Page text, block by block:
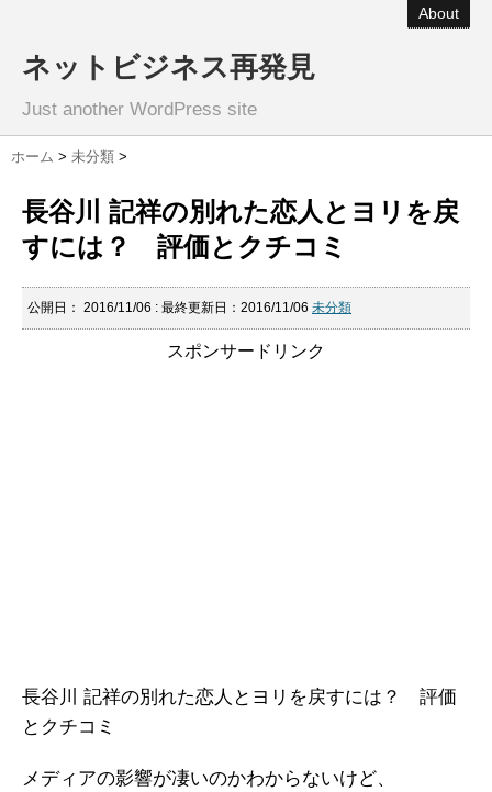
About
ネットビジネス再発見
Just another WordPress site
ホーム > 未分類 >
長谷川 記祥の別れた恋人とヨリを戻
すには？ 評価とクチコミ
公開日： 2016/11/06 : 最終更新日：2016/11/06 未分類
スポンサードリンク
長谷川 記祥の別れた恋人とヨリを戻すには？ 評価
とクチコミ
メディアの影響が凄いのかわからないけど、